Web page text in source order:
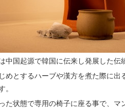
中国起源で韓国に伝来し発展した伝
めとするハーブや漢方を煮た際に
。
た状態で専用の椅子に座る事で、